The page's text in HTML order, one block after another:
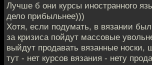
Лучше б они курсы иностранного
дело прибыльнее)))
Хотя, если подумать, в вязании был
за кризиса пойдут массовые
выйдут продавать вязанные носки,
тут - нет курсов вязания - нету